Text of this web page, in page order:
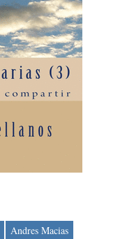
Andres Macias